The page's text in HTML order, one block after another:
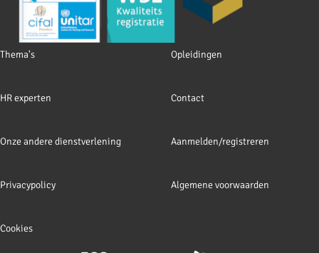
Footer
Thema's Opleidingen
HR experten Contact
Onze andere dienstverlening Aanmelden/registreren
Privacypolicy Algemene voorwaarden
Cookies